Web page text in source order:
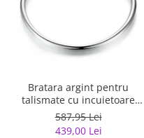
Bratara argint pentru
talismate cu incuietoare
sferica
587,95 Lei
439,00 Lei